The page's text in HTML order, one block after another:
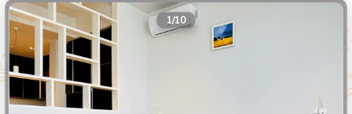
1/10